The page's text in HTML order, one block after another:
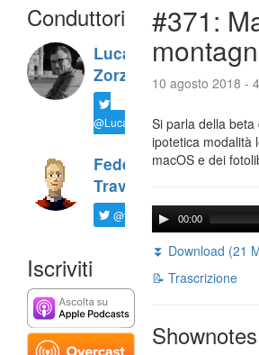
Conduttori
Luca
Zorzi
@LucaTNT
Federico
Travaini
@ftrava
Iscriviti
#371:
10 agosto 2018 -
Si parla della
ipotetica modalità
macOS e dei
00:00
⏬ Download (21
📝 Trascrizione
Shownotes